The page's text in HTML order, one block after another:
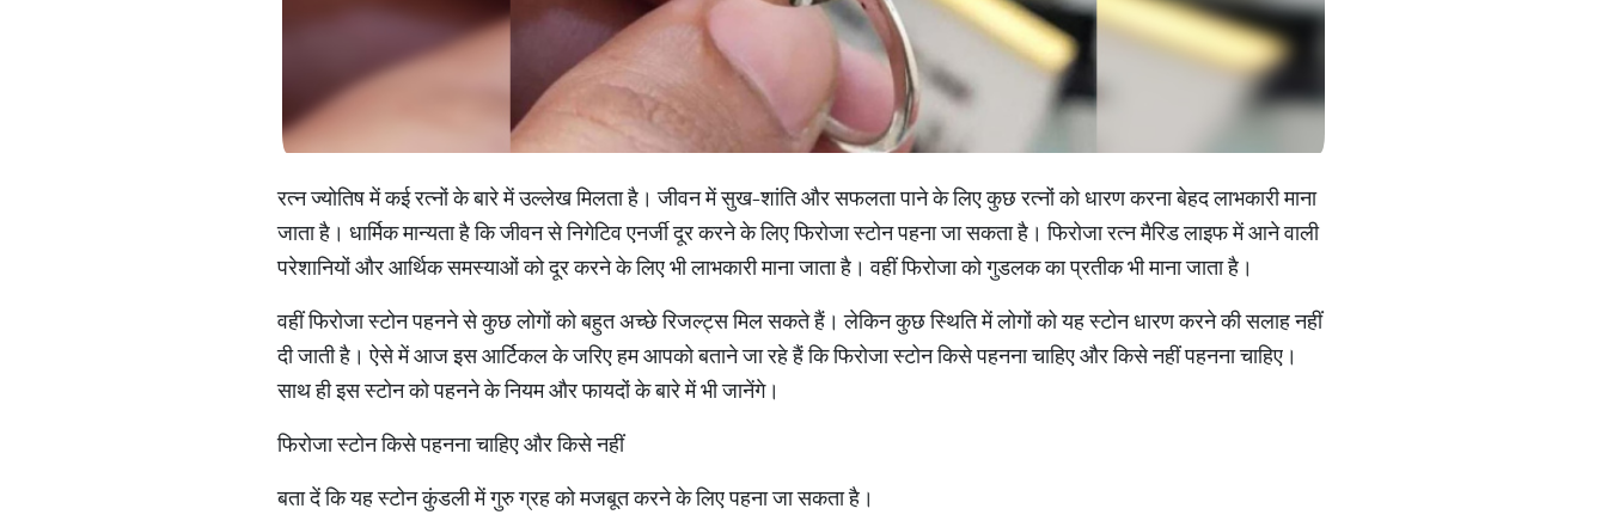
रत्न ज्योतिष में कई रत्नों के बारे में उल्लेख मिलता है। जीवन में सुख-शांति और सफलता पाने के लिए कुछ रत्नों को धारण करना बेहद लाभकारी माना
जाता है। धार्मिक मान्यता है कि जीवन से निगेटिव एनर्जी दूर करने के लिए फिरोजा स्टोन पहना जा सकता है। फिरोजा रत्न मैरिड लाइफ में आने वाली
परेशानियों और आर्थिक समस्याओं को दूर करने के लिए भी लाभकारी माना जाता है। वहीं फिरोजा को गुडलक का प्रतीक भी माना जाता है।
वहीं फिरोजा स्टोन पहनने से कुछ लोगों को बहुत अच्छे रिजल्ट्स मिल सकते हैं। लेकिन कुछ स्थिति में लोगों को यह स्टोन धारण करने की सलाह नहीं
दी जाती है। ऐसे में आज इस आर्टिकल के जरिए हम आपको बताने जा रहे हैं कि फिरोजा स्टोन किसे पहनना चाहिए और किसे नहीं पहनना चाहिए।
साथ ही इस स्टोन को पहनने के नियम और फायदों के बारे में भी जानेंगे।
फिरोजा स्टोन किसे पहनना चाहिए और किसे नहीं
बता दें कि यह स्टोन कुंडली में गुरु ग्रह को मजबूत करने के लिए पहना जा सकता है।